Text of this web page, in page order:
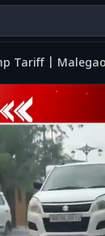
Tariff |